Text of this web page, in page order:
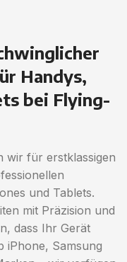
Handys,
bei Flying-
wir für erstklassigen
und Tablets.
mit Präzision und
dass Ihr Gerät
iPhone, Samsung